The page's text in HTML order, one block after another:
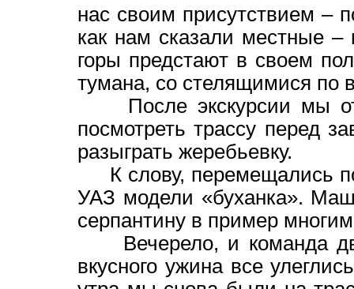
нас своим присутствием –
как нам сказали местные
горы предстают в своем
тумана, со стелящимися по
После экскурсии мы
посмотреть трассу перед
разыграть жеребьевку.
К слову, перемещались
УАЗ модели «буханка».
серпантину в пример
Вечерело, и команда
вкусного ужина все